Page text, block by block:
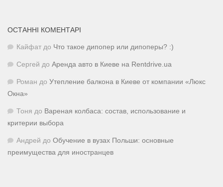
ОСТАННІ КОМЕНТАРІ
Кайфат до Что такое дипопер или дипоперы? :)
Сергей до Аренда авто в Киеве на Rentdrive.ua
Роман до Утепление балкона в Киеве от компании «Люкс
Окна»
Тоня до Вареная колбаса: состав, использование и
критерии выбора
Андрей до Обучение в вузах Польши: основные
преимущества для иностранцев